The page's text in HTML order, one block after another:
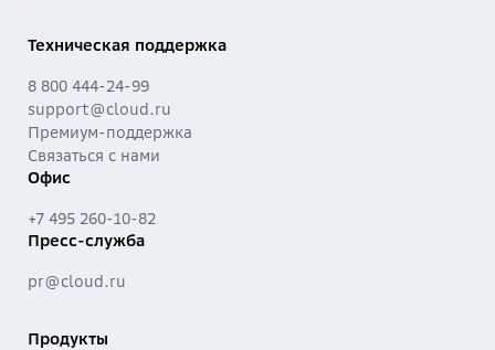
Техническая поддержка
8 800 444-24-99
support@cloud.ru
Премиум-поддержка
Связаться с нами
Офис
+7 495 260-10-82
Пресс-служба
pr@cloud.ru
Продукты